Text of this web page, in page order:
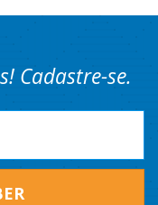
Cadastre-se.